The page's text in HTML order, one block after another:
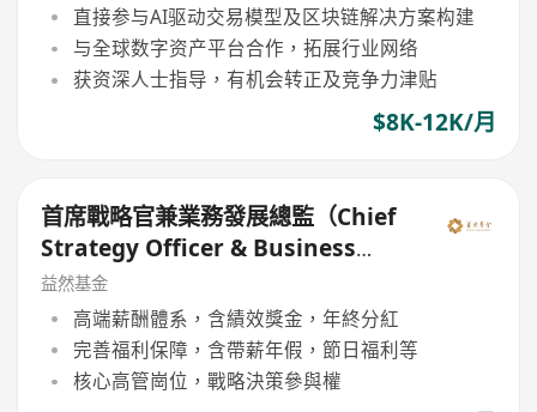
直接参与AI驱动交易模型及区块链解决方案构建
与全球数字资产平台合作，拓展行业网络
获资深人士指导，有机会转正及竞争力津贴
$8K-12K/月
首席戰略官兼業務發展總監（Chief
Strategy Officer & Business
Development Director）
益然基金
高端薪酬體系，含績效獎金，年終分紅
完善福利保障，含帶薪年假，節日福利等
核心高管崗位，戰略決策參與權